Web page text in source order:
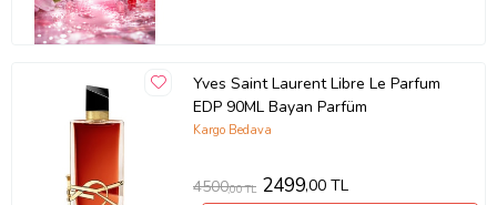
Yves Saint Laurent Libre Le Parfum
EDP 90ML Bayan Parfüm
Kargo Bedava
4500,00 TL 2499,00 TL